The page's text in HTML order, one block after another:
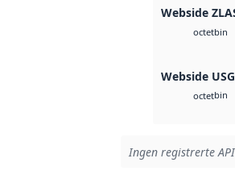
Webside
octetbin
Webside
octetbin
Ingen registrerte